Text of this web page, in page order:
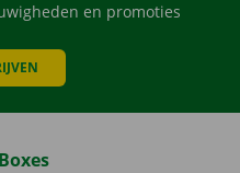
en promoties